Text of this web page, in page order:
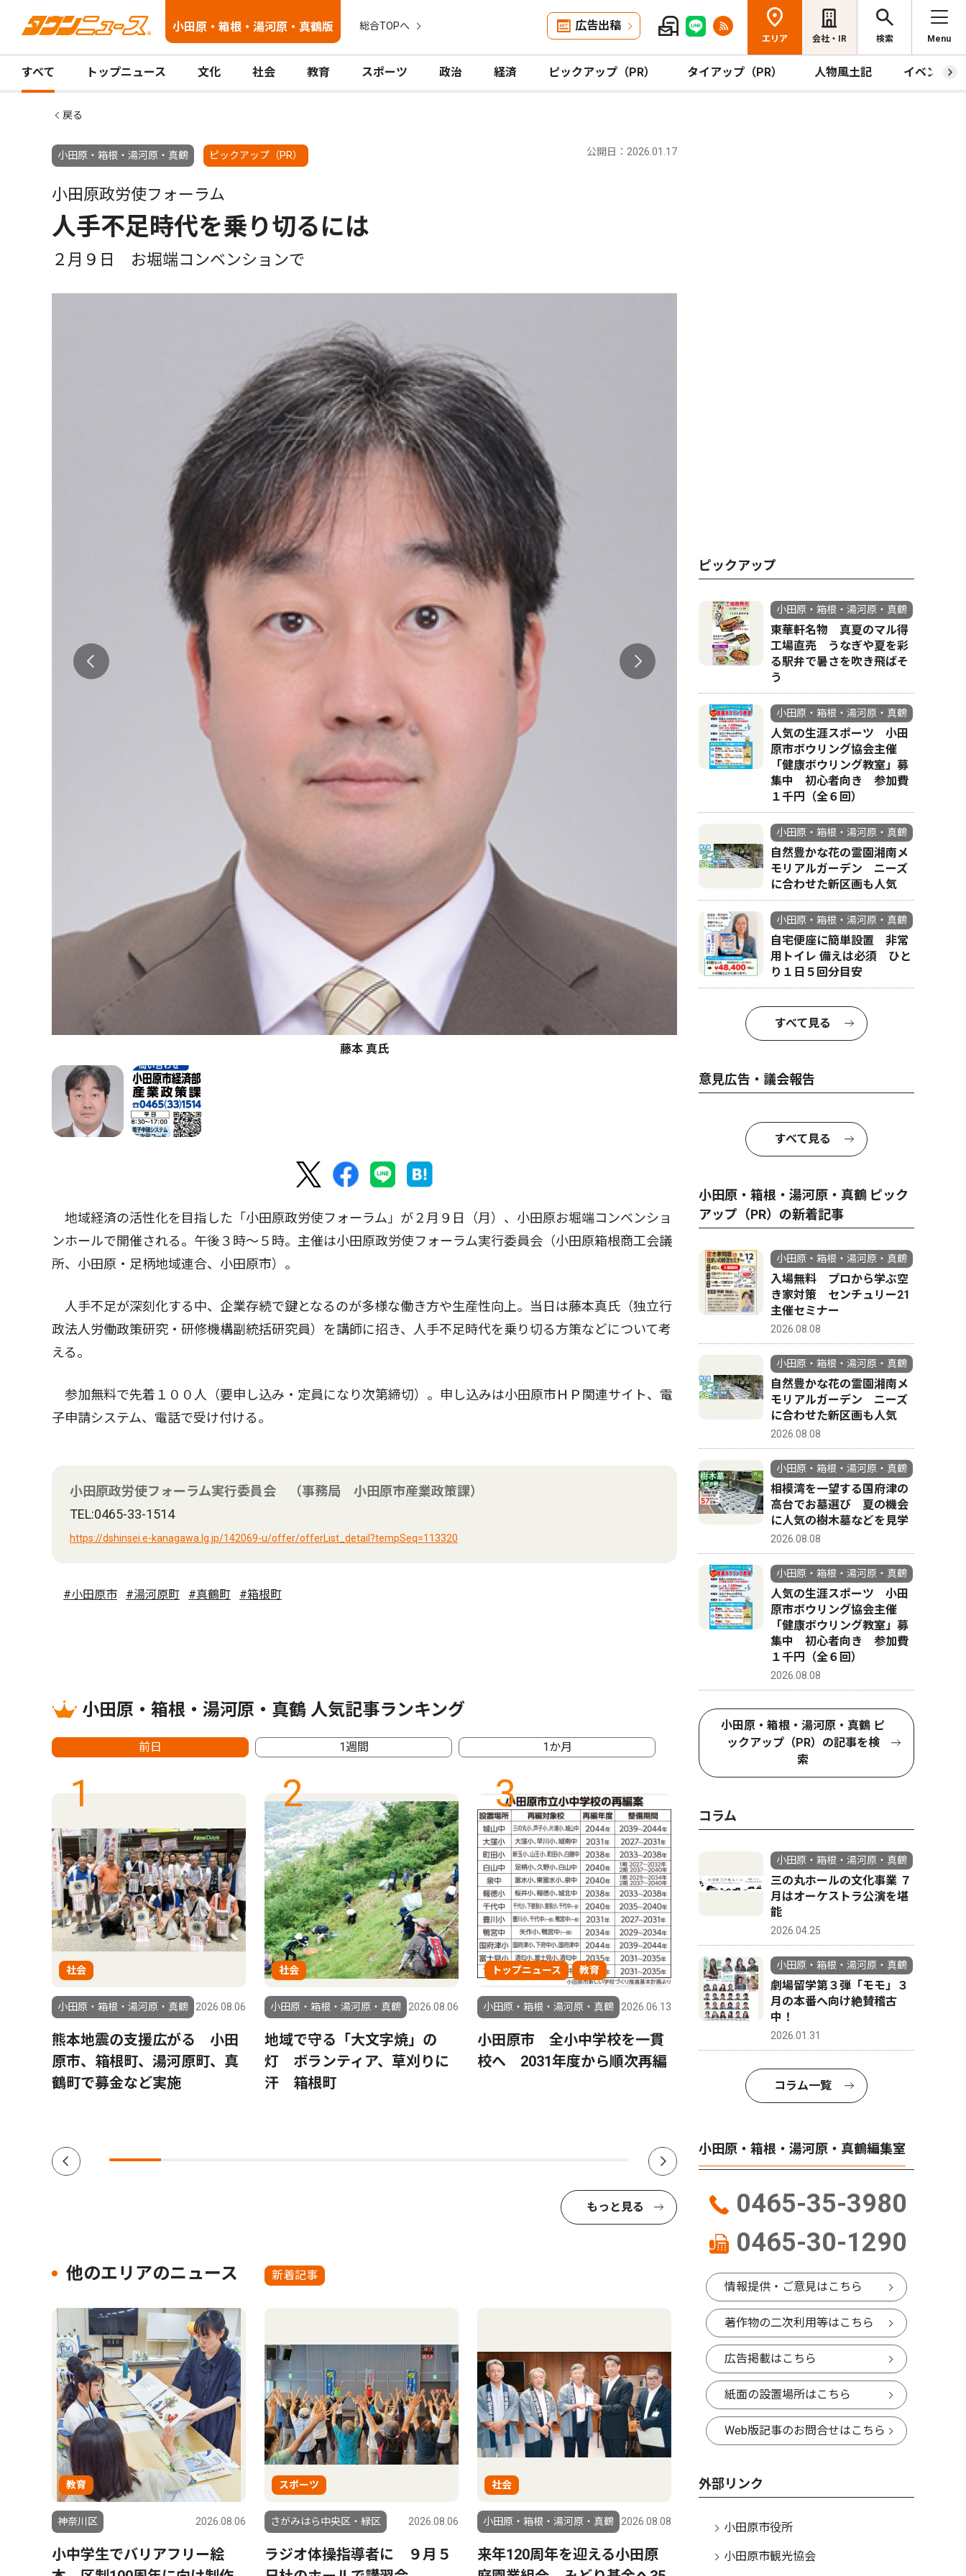
小田原・箱根・湯河原・真鶴版 総合TOPへ 広告出稿
エリア 会社・IR 検索 Menu
すべて トップニュース 文化 社会 教育 スポーツ 政治 経済 ピックアップ（PR） タイアップ（PR） 人物風土記 イベント
戻る
小田原・箱根・湯河原・真鶴 ピックアップ（PR） 公開日：2026.01.17
小田原政労使フォーラム
人手不足時代を乗り切るには
２月９日 お堀端コンベンションで
藤本 真氏
地域経済の活性化を目指した「小田原政労使フォーラム」が２月９日（月）、小田原お堀端コンベンショ
ンホールで開催される。午後３時〜５時。主催は小田原政労使フォーラム実行委員会（小田原箱根商工会議
所、小田原・足柄地域連合、小田原市）。
人手不足が深刻化する中、企業存続で鍵となるのが多様な働き方や生産性向上。当日は藤本真氏（独立行
政法人労働政策研究・研修機構副統括研究員）を講師に招き、人手不足時代を乗り切る方策などについて考
える。
参加無料で先着１００人（要申し込み・定員になり次第締切）。申し込みは小田原市ＨＰ関連サイト、電
子申請システム、電話で受け付ける。
小田原政労使フォーラム実行委員会 （事務局 小田原市産業政策課）
TEL:0465-33-1514
https://dshinsei.e-kanagawa.lg.jp/142069-u/offer/offerList_detail?tempSeq=113320
#小田原市 #湯河原町 #真鶴町 #箱根町
小田原・箱根・湯河原・真鶴 人気記事ランキング
前日 1週間 1か月
1
社会
小田原・箱根・湯河原・真鶴 2026.08.06
熊本地震の支援広がる 小田
原市、箱根町、湯河原町、真
鶴町で募金など実施
2
社会
小田原・箱根・湯河原・真鶴 2026.08.06
地域で守る「大文字焼」の
灯 ボランティア、草刈りに
汗 箱根町
3
トップニュース 教育
小田原・箱根・湯河原・真鶴 2026.06.13
小田原市 全小中学校を一貫
校へ 2031年度から順次再編
ピックアップ（PR）
小田原・箱根・湯河原・真鶴 2026.08.01
自宅便座に簡単設置 非常用
日５回分目安
もっと見る
他のエリアのニュース 新着記事
教育
神奈川区 2026.08.06
小中学生でバリアフリー絵
スポーツ
さがみはら中央区・緑区 2026.08.06
ラジオ体操指導者に ９月５
社会
小田原・箱根・湯河原・真鶴 2026.08.08
来年120周年を迎える小田原
ピックアップ
小田原・箱根・湯河原・真鶴
東華軒名物 真夏のマル得
工場直売 うなぎや夏を彩
る駅弁で暑さを吹き飛ばそ
う
小田原・箱根・湯河原・真鶴
人気の生涯スポーツ 小田
原市ボウリング協会主催
「健康ボウリング教室」募
集中 初心者向き 参加費
１千円（全６回）
小田原・箱根・湯河原・真鶴
自然豊かな花の霊園湘南メ
モリアルガーデン ニーズ
に合わせた新区画も人気
小田原・箱根・湯河原・真鶴
自宅便座に簡単設置 非常
用トイレ 備えは必須 ひと
り１日５回分目安
すべて見る
意見広告・議会報告
すべて見る
小田原・箱根・湯河原・真鶴 ピック
アップ（PR）の新着記事
小田原・箱根・湯河原・真鶴
入場無料 プロから学ぶ空
き家対策 センチュリー21
主催セミナー
2026.08.08
小田原・箱根・湯河原・真鶴
自然豊かな花の霊園湘南メ
モリアルガーデン ニーズ
に合わせた新区画も人気
2026.08.08
小田原・箱根・湯河原・真鶴
相模湾を一望する国府津の
高台でお墓選び 夏の機会
に人気の樹木墓などを見学
2026.08.08
小田原・箱根・湯河原・真鶴
人気の生涯スポーツ 小田
原市ボウリング協会主催
「健康ボウリング教室」募
集中 初心者向き 参加費
１千円（全６回）
2026.08.08
小田原・箱根・湯河原・真鶴 ピ
ックアップ（PR）の記事を検
索
コラム
小田原・箱根・湯河原・真鶴
三の丸ホールの文化事業 ７
月はオーケストラ公演を堪
能
2026.04.25
小田原・箱根・湯河原・真鶴
劇場留学第３弾「モモ」３
月の本番へ向け絶賛稽古
中！
2026.01.31
コラム一覧
小田原・箱根・湯河原・真鶴編集室
0465-35-3980
0465-30-1290
情報提供・ご意見はこちら
著作物の二次利用等はこちら
広告掲載はこちら
紙面の設置場所はこちら
Web版記事のお問合せはこちら
外部リンク
小田原市役所
小田原市観光協会